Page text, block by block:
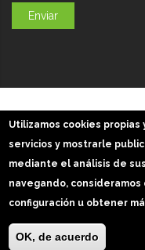
Imágenes slider: Freepik
Utilizamos cookies
servicios y mostrarle
mediante el análisis de
navegando, consideramos
configuración u obtener
OK, de acuerdo